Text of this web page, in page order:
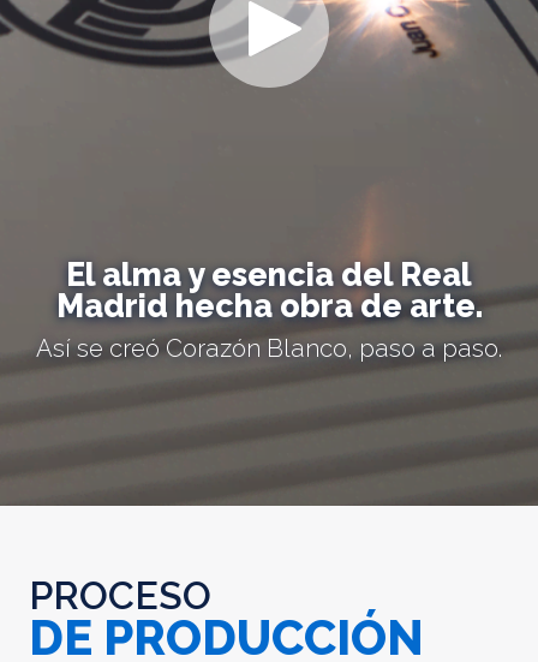
El alma y esencia del Real
Madrid hecha obra de arte.
Así se creó Corazón Blanco, paso a paso.
PROCESO
DE PRODUCCIÓN